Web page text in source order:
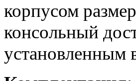
корпусом
консольный
установленным